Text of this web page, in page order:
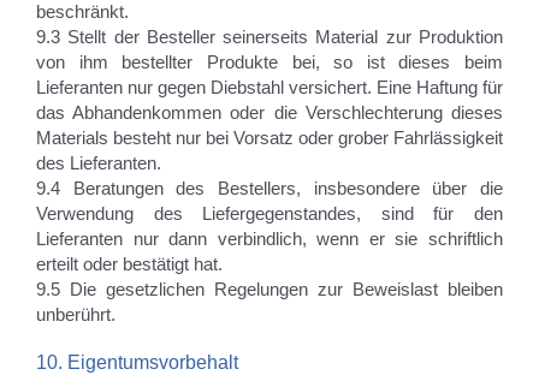
beschränkt.
9.3 Stellt der Besteller seinerseits Material zur Produktion
von ihm bestellter Produkte bei, so ist dieses beim
Lieferanten nur gegen Diebstahl versichert. Eine Haftung für
das Abhandenkommen oder die Verschlechterung dieses
Materials besteht nur bei Vorsatz oder grober Fahrlässigkeit
des Lieferanten.
9.4 Beratungen des Bestellers, insbesondere über die
Verwendung des Liefergegenstandes, sind für den
Lieferanten nur dann verbindlich, wenn er sie schriftlich
erteilt oder bestätigt hat.
9.5 Die gesetzlichen Regelungen zur Beweislast bleiben
unberührt.
10. Eigentumsvorbehalt